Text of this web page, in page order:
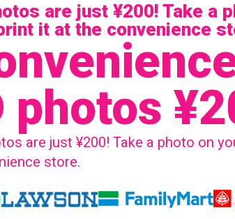
are just ¥200! Take a
it at the convenience
photos